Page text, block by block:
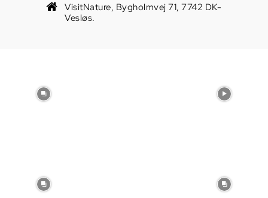
VisitNature, Bygholmvej 71, 7742 DK-
Vesløs.